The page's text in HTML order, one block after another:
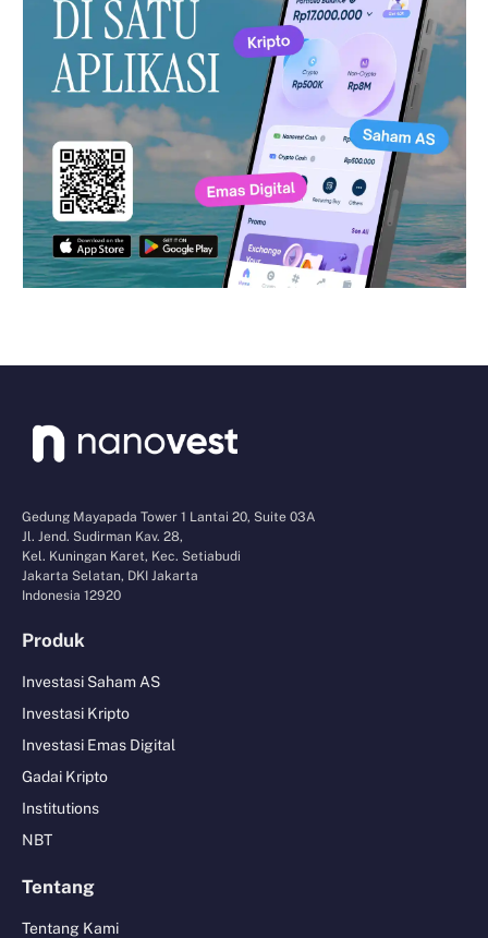
Gedung Mayapada Tower 1 Lantai 20, Suite 03A
Jl. Jend. Sudirman Kav. 28,
Kel. Kuningan Karet, Kec. Setiabudi
Jakarta Selatan, DKI Jakarta
Indonesia 12920
Produk
Investasi Saham AS
Investasi Kripto
Investasi Emas Digital
Gadai Kripto
Institutions
NBT
Tentang
Tentang Kami